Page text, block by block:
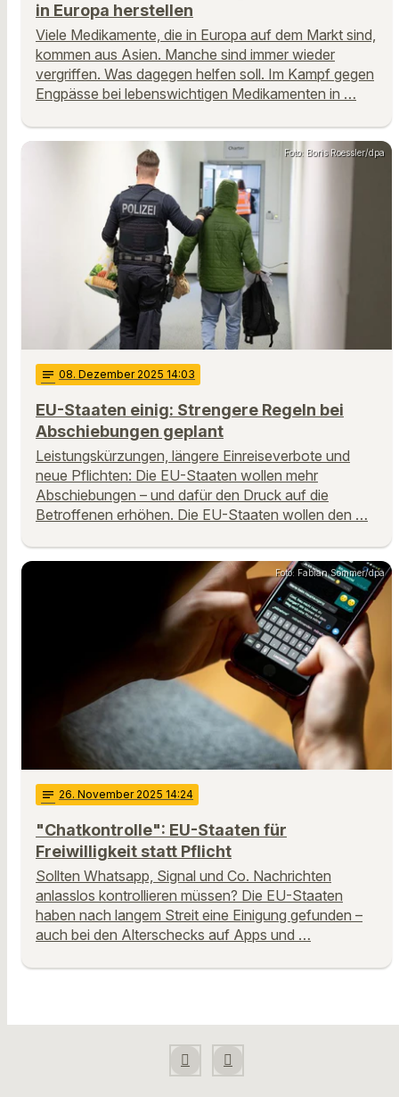
in Europa herstellen
Viele Medikamente, die in Europa auf dem Markt sind,
kommen aus Asien. Manche sind immer wieder
vergriffen. Was dagegen helfen soll. Im Kampf gegen
Engpässe bei lebenswichtigen Medikamenten in …
Foto: Boris Roessler/dpa
notes 08. Dezember 2025 14:03
EU-Staaten einig: Strengere Regeln bei
Abschiebungen geplant
Leistungskürzungen, längere Einreiseverbote und
neue Pflichten: Die EU-Staaten wollen mehr
Abschiebungen – und dafür den Druck auf die
Betroffenen erhöhen. Die EU-Staaten wollen den …
Foto: Fabian Sommer/dpa
notes 26. November 2025 14:24
"Chatkontrolle": EU-Staaten für
Freiwilligkeit statt Pflicht
Sollten Whatsapp, Signal und Co. Nachrichten
anlasslos kontrollieren müssen? Die EU-Staaten
haben nach langem Streit eine Einigung gefunden –
auch bei den Alterschecks auf Apps und …